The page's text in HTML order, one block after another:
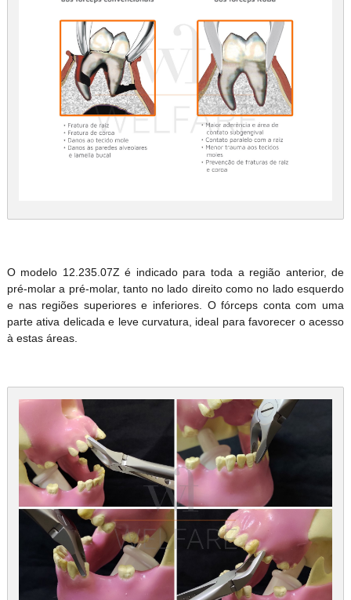
O modelo 12.235.07Z é indicado para toda a região anterior, de
pré-molar a pré-molar, tanto no lado direito como no lado esquerdo
e nas regiões superiores e inferiores. O fórceps conta com uma
parte ativa delicada e leve curvatura, ideal para favorecer o acesso
à estas áreas.